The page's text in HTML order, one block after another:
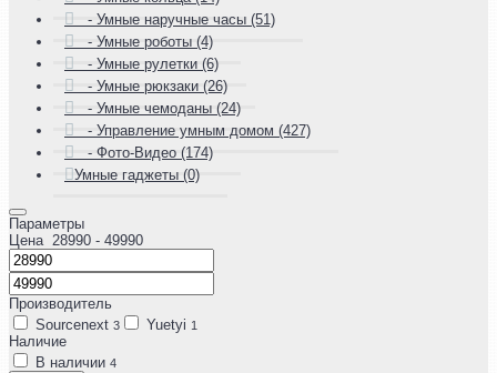
- Умные наручные часы (51)
- Умные роботы (4)
- Умные рулетки (6)
- Умные рюкзаки (26)
- Умные чемоданы (24)
- Управление умным домом (427)
- Фото-Видео (174)
Умные гаджеты (0)
Параметры
Цена 28990 - 49990
Производитель
Sourcenext 3 Yuetyi 1
Наличие
В наличии 4